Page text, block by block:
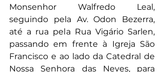
Monsenhor Walfredo Leal,
seguindo pela Av. Odon Bezerra,
até a rua pela Rua Vigário Sarlen,
passando em frente à Igreja São
Francisco e ao lado da Catedral de
Nossa Senhora das Neves, para